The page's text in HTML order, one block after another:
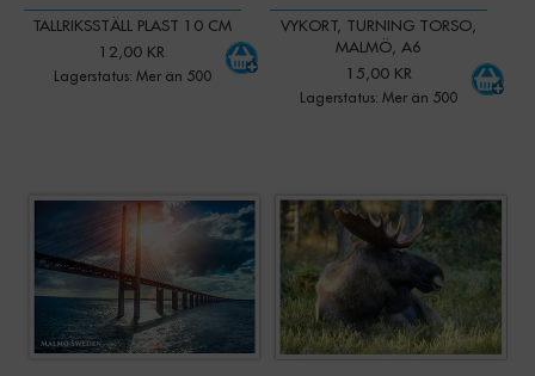
TALLRIKSSTÄLL PLAST 10 CM
12,00 KR
Lagerstatus: Mer än 500
VYKORT, TURNING TORSO,
MALMÖ, A6
15,00 KR
Lagerstatus: Mer än 500